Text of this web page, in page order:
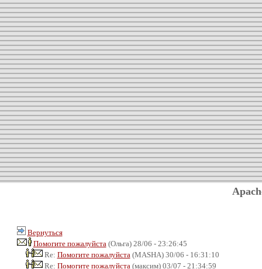
Вернуться
Помогите пожалуйста (Ольга) 28/06 - 23:26:45
Re: Помогите пожалуйста (MASHA) 30/06 - 16:31:10
Re: Помогите пожалуйста (максим) 03/07 - 21:34:59